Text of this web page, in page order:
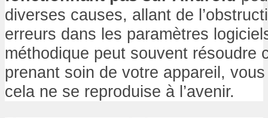
diverses causes, allant de
erreurs dans les paramètres
méthodique peut souvent résoudre
prenant soin de votre appareil,
cela ne se reproduise à l’avenir.